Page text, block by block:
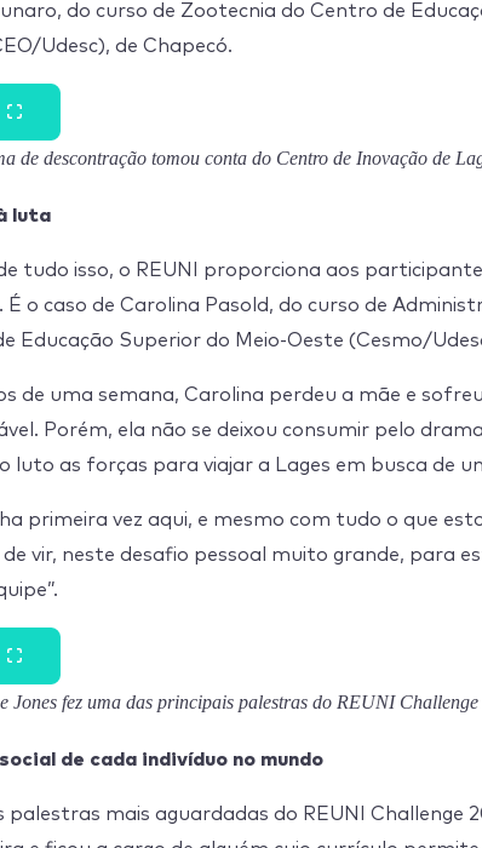
do curso de Zootecnia do Centro de
Udesc), de Chapecó.
de descontração tomou conta do Centro de Inovação de
luta
tudo isso, o REUNI proporciona aos
É o caso de Carolina Pasold, do curso de
Educação Superior do Meio-Oeste (Cesmo/
de uma semana, Carolina perdeu a mãe e
Porém, ela não se deixou consumir pelo
luto as forças para viajar a Lages em busca de
primeira vez aqui, e mesmo com tudo o que
vir, neste desafio pessoal muito grande, para
Jones fez uma das principais palestras do REUNI
de cada indivíduo no mundo
palestras mais aguardadas do REUNI Challenge